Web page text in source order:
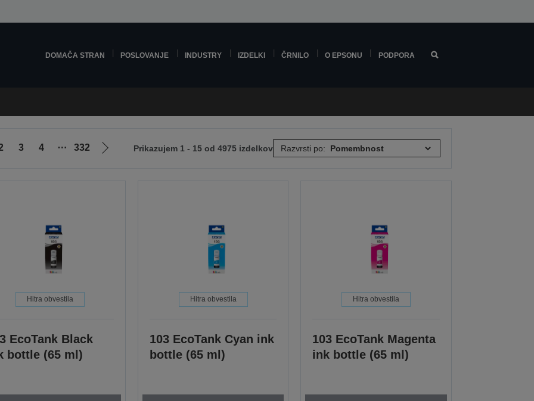
DOMAČA STRAN POSLOVANJE INDUSTRY IZDELKI ČRNILO O EPSONU PODPORA
3 4 ⋯ 332
Pojdi
Prikazujem 1 - 15 od 4975 izdelkov Razvrsti po:
Hitra obvestila
EcoTank Black
bottle (65 ml)
Hitra obvestila
103 EcoTank Cyan ink
bottle (65 ml)
Hitra obvestila
103 EcoTank Magenta
ink bottle (65 ml)